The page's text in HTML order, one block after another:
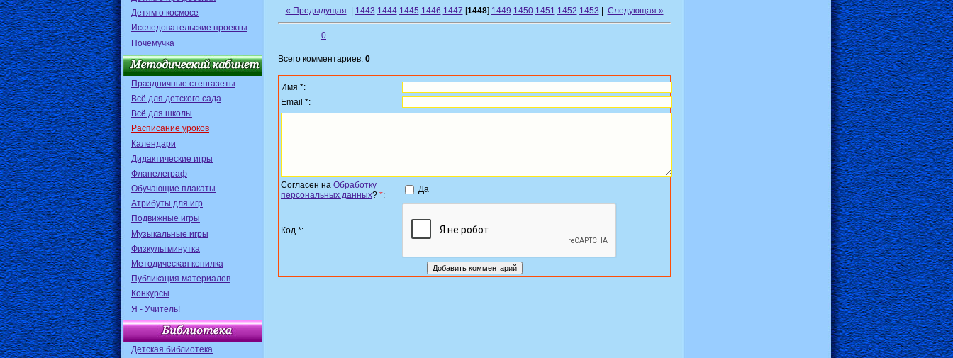
Детям о космосе
Исследовательские проекты
Почемучка
Праздничные стенгазеты
Всё для детского сада
Всё для школы
Расписание уроков
Календари
Дидактические игры
Фланелеграф
Обучающие плакаты
Атрибуты для игр
Подвижные игры
Музыкальные игры
Физкультминутка
Методическая копилка
Публикация материалов
Конкурсы
Я - Учитель!
Детская библиотека
« Предыдущая 1443 1444 1445 1446 1447 [1448] 1449 1450 1451 1452 1453 Следующая »
0
Всего комментариев: 0
Имя *:
Email *:
Согласен на Обработку
персональных данных? *:
Да
Код *: